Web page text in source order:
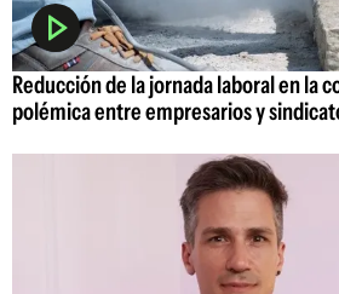
Reducción de la jornada laboral en la
polémica entre empresarios y